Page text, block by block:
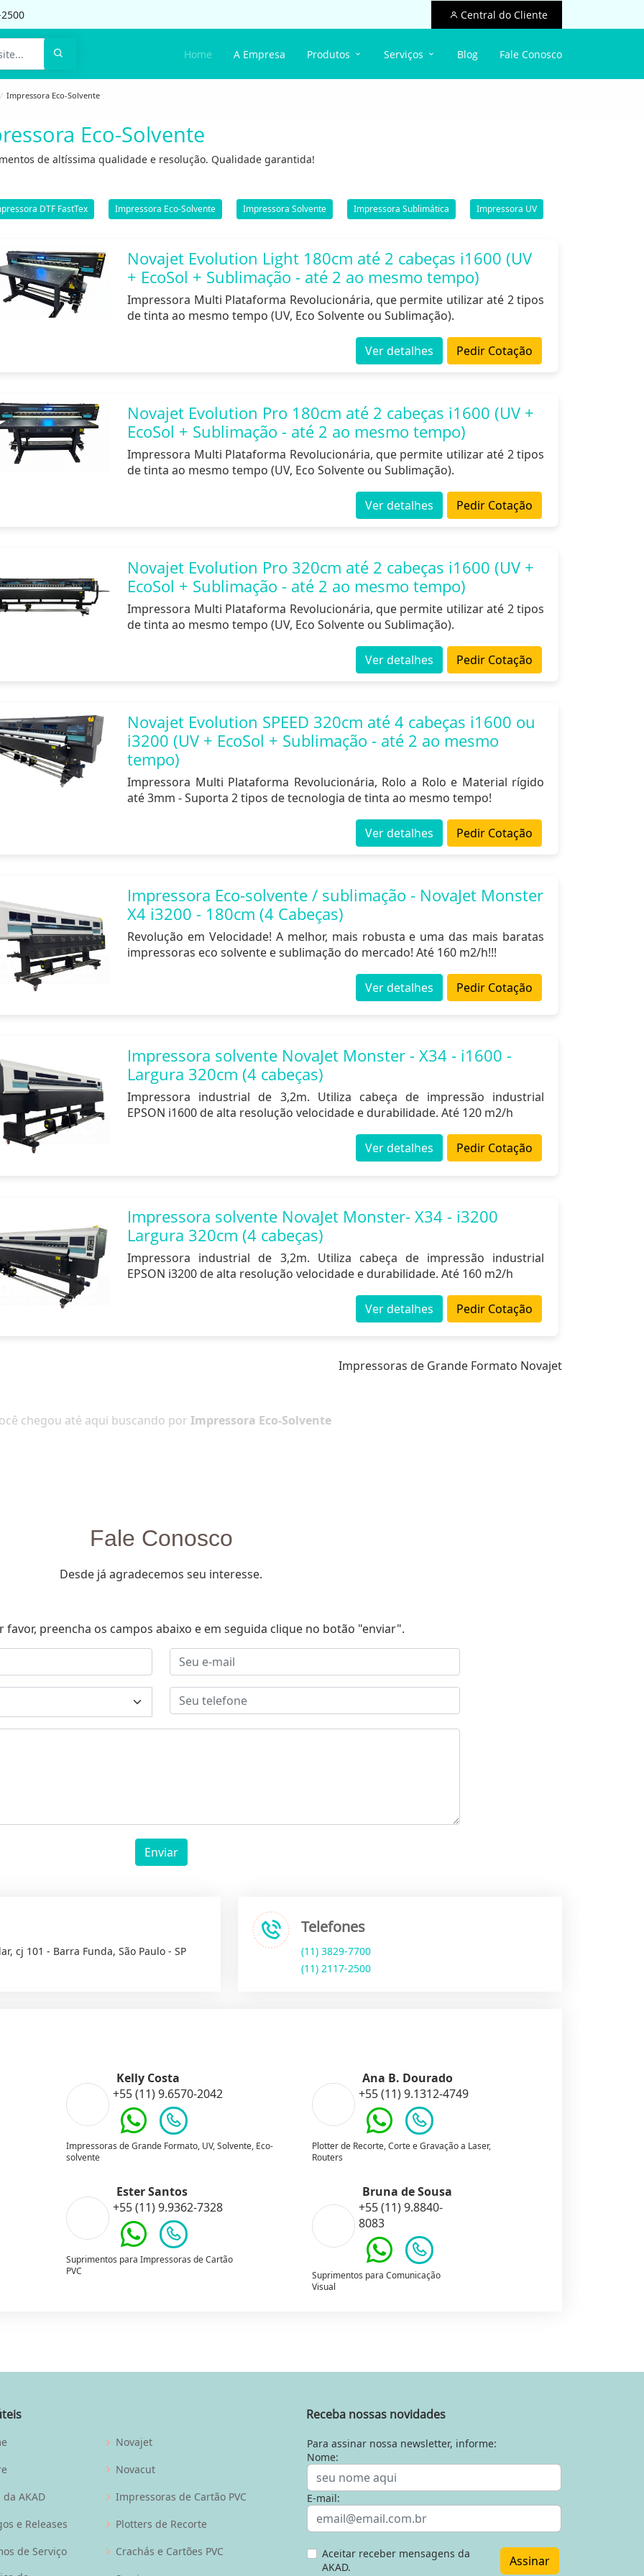
Central do Cliente
Home A Empresa Produtos Serviços Blog Fale Conosco
Impressora Eco-Solvente
Eco-Solvente
de altíssima qualidade e resolução. Qualidade garantida!
DTF FastTex Impressora Eco-Solvente Impressora Solvente Impressora Sublimática Impressora UV
Novajet Evolution Light 180cm até 2 cabeças i1600 (UV
+ EcoSol + Sublimação - até 2 ao mesmo tempo)
Impressora Multi Plataforma Revolucionária, que permite utilizar até 2 tipos
de tinta ao mesmo tempo (UV, Eco Solvente ou Sublimação).
Pedir Cotação
Ver detalhes
Novajet Evolution Pro 180cm até 2 cabeças i1600 (UV +
EcoSol + Sublimação - até 2 ao mesmo tempo)
Impressora Multi Plataforma Revolucionária, que permite utilizar até 2 tipos
de tinta ao mesmo tempo (UV, Eco Solvente ou Sublimação).
Pedir Cotação
Ver detalhes
Novajet Evolution Pro 320cm até 2 cabeças i1600 (UV +
EcoSol + Sublimação - até 2 ao mesmo tempo)
Impressora Multi Plataforma Revolucionária, que permite utilizar até 2 tipos
de tinta ao mesmo tempo (UV, Eco Solvente ou Sublimação).
Pedir Cotação
Ver detalhes
Novajet Evolution SPEED 320cm até 4 cabeças i1600 ou
i3200 (UV + EcoSol + Sublimação - até 2 ao mesmo
tempo)
Impressora Multi Plataforma Revolucionária, Rolo a Rolo e Material rígido
até 3mm - Suporta 2 tipos de tecnologia de tinta ao mesmo tempo!
Pedir Cotação
Ver detalhes
Impressora Eco-solvente / sublimação - NovaJet Monster
X4 i3200 - 180cm (4 Cabeças)
Revolução em Velocidade! A melhor, mais robusta e uma das mais baratas
impressoras eco solvente e sublimação do mercado! Até 160 m2/h!!!
Pedir Cotação
Ver detalhes
Impressora solvente NovaJet Monster - X34 - i1600 -
Largura 320cm (4 cabeças)
Impressora industrial de 3,2m. Utiliza cabeça de impressão industrial
EPSON i1600 de alta resolução velocidade e durabilidade. Até 120 m2/h
Pedir Cotação
Ver detalhes
Impressora solvente NovaJet Monster- X34 - i3200
Largura 320cm (4 cabeças)
Impressora industrial de 3,2m. Utiliza cabeça de impressão industrial
EPSON i3200 de alta resolução velocidade e durabilidade. Até 160 m2/h
Pedir Cotação
Ver detalhes
Impressoras de Grande Formato Novajet
chegou até aqui buscando por Impressora Eco-Solvente
Fale Conosco
Desde já agradecemos seu interesse.
favor, preencha os campos abaixo e em seguida clique no botão "enviar".
Enviar
cj 101 - Barra Funda, São Paulo - SP
Telefones
(11) 3829-7700
(11) 2117-2500
Kelly Costa
+55 (11) 9.6570-2042
Impressoras de Grande Formato, UV, Solvente, Eco-
solvente
Ana B. Dourado
+55 (11) 9.1312-4749
Plotter de Recorte, Corte e Gravação a Laser,
Routers
Ester Santos
+55 (11) 9.9362-7328
Suprimentos para Impressoras de Cartão
PVC
Bruna de Sousa
+55 (11) 9.8840-
8083
Suprimentos para Comunicação
Visual
da AKAD
e Releases
de Serviço
Novajet
Novacut
Impressoras de Cartão PVC
Plotters de Recorte
Crachás e Cartões PVC
Receba nossas novidades
Para assinar nossa newsletter, informe:
Nome:
E-mail:
Aceitar receber mensagens da
AKAD.
Assinar